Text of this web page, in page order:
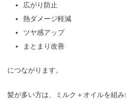
広がり防止
熱ダメージ軽減
ツヤ感アップ
まとまり改善
につながります。
髪が多い方は、ミルク＋オイルを組